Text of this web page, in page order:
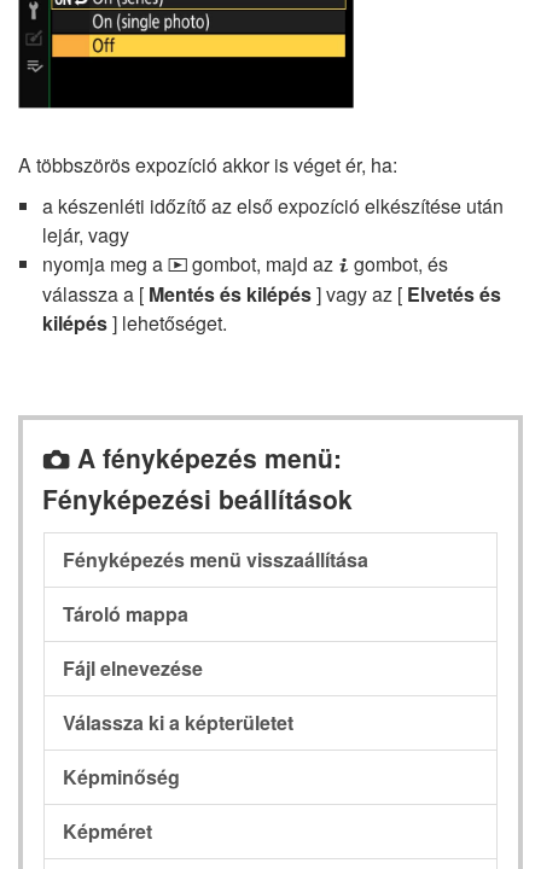
A többszörös expozíció akkor is véget ér, ha:
a készenléti időzítő az első expozíció elkészítése után
lejár, vagy
nyomja meg a K gombot, majd az i gombot, és
válassza a [ Mentés és kilépés] vagy az [ Elvetés és
kilépés] lehetőséget.
C A fényképezés menü:
Fényképezési beállítások
Fényképezés menü visszaállítása
Tároló mappa
Fájl elnevezése
Válassza ki a képterületet
Képminőség
Képméret